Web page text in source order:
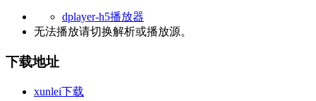
dplayer-h5播放器
无法播放请切换解析或播放源。
下载地址
xunlei下载